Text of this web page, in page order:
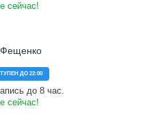
сейчас!
ДО 22:00
до 8 час.
сейчас!